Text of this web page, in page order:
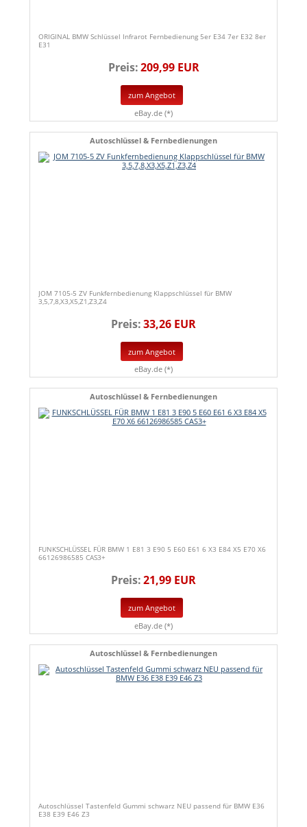
ORIGINAL BMW Schlüssel Infrarot Fernbedienung 5er E34 7er E32 8er
E31
Preis:209,99 EUR
zum Angebot
eBay.de (*)
Autoschlüssel & Fernbedienungen
JOM 7105-5 ZV Funkfernbedienung Klappschlüssel für BMW
3,5,7,8,X3,X5,Z1,Z3,Z4
Preis:33,26 EUR
zum Angebot
eBay.de (*)
Autoschlüssel & Fernbedienungen
FUNKSCHLÜSSEL FÜR BMW 1 E81 3 E90 5 E60 E61 6 X3 E84 X5 E70 X6
66126986585 CAS3+
Preis:21,99 EUR
zum Angebot
eBay.de (*)
Autoschlüssel & Fernbedienungen
Autoschlüssel Tastenfeld Gummi schwarz NEU passend für BMW E36
E38 E39 E46 Z3